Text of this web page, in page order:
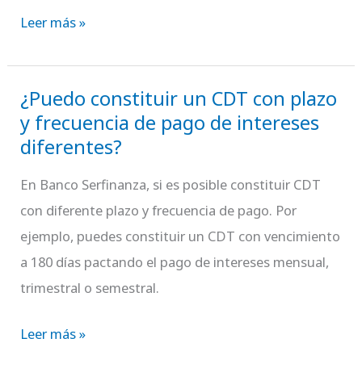
¿debo
hasta
el
día
siguiente
los
Leer más »
¿Puedo constituir un CDT con plazo
y frecuencia de pago de intereses
diferentes?
En Banco Serfinanza, si es posible constituir CDT
con diferente plazo y frecuencia de pago. Por
ejemplo, puedes constituir un CDT con vencimiento
a 180 días pactando el pago de intereses mensual,
trimestral o semestral.
¿Puedo
constituir
un
CDT
plazo
frecuencia
pago
Leer más »